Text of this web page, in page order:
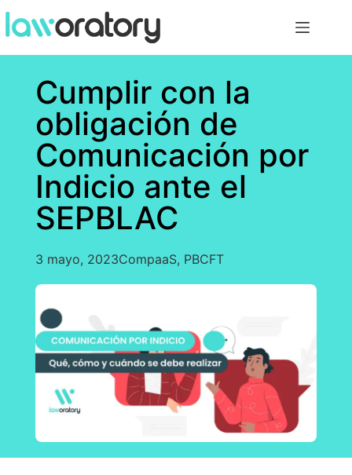
Cumplir con la
obligación de
Comunicación por
Indicio ante el
SEPBLAC
3 mayo, 2023CompaaS, PBCFT